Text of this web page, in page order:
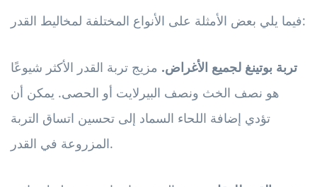
فيما يلي بعض الأمثلة على الأنواع المختلفة لمخاليط القدر:
تربة بوتينغ لجميع الأغراض. مزيج تربة القدر الأكثر شيوعًا
هو نصف الخث ونصف البيرلايت أو الحصى. يمكن أن
تؤدي إضافة اللحاء السماد إلى تحسين اتساق التربة
المزروعة في القدر.